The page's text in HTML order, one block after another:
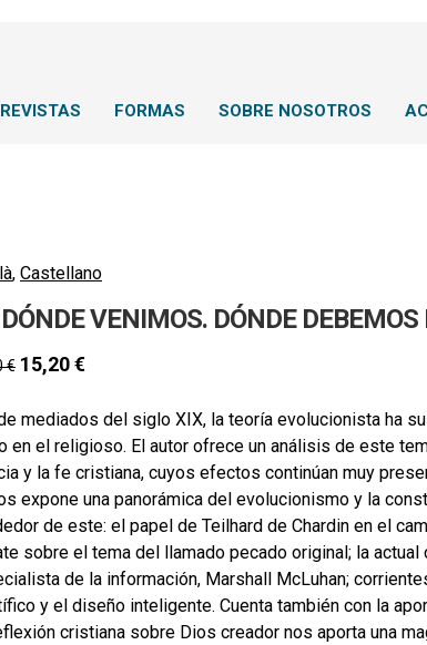
REVISTAS FORMAS SOBRE NOSOTROS
, Castellano
VENIMOS. DÓNDE DEBEMOS
€ 15,20€
mediados del siglo XIX, la teoría evolucionista ha
en el religioso. El autor ofrece un análisis de este
y la fe cristiana, cuyos efectos continúan muy
expone una panorámica del evolucionismo y la
de este: el papel de Teilhard de Chardin en el
sobre el tema del llamado pecado original; la
de la información, Marshall McLuhan;
y el diseño inteligente. Cuenta también con la
cristiana sobre Dios creador nos aporta una